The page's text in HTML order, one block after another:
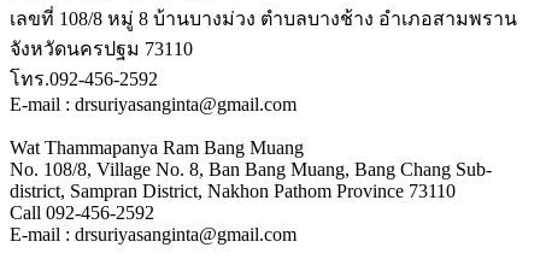
เลขที่ 108/8 หมู่ 8 บ้านบางม่วง ตำบลบางช้าง อำเภอสามพราน
จังหวัดนครปฐม 73110
โทร.092-456-2592
E-mail : drsuriyasanginta@gmail.com
Wat Thammapanya Ram Bang Muang
No. 108/8, Village No. 8, Ban Bang Muang, Bang Chang Sub-
district, Sampran District, Nakhon Pathom Province 73110
Call 092-456-2592
E-mail : drsuriyasanginta@gmail.com